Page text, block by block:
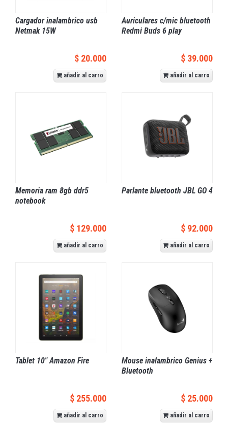
Cargador inalambrico usb
Netmak 15W
$ 20.000
añadir al carro
Auriculares c/mic bluetooth
Redmi Buds 6 play
$ 39.000
añadir al carro
Memoria ram 8gb ddr5
notebook
$ 129.000
añadir al carro
Parlante bluetooth JBL GO 4
$ 92.000
añadir al carro
Tablet 10" Amazon Fire
$ 255.000
añadir al carro
Mouse inalambrico Genius +
Bluetooth
$ 25.000
añadir al carro